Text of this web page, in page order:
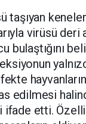
taşıyan
virüsü deri
bulaştığını
edilmesi
ifade etti.